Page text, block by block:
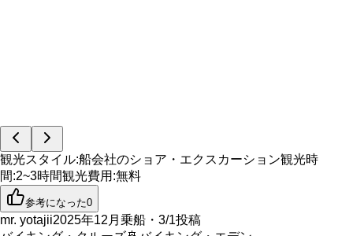
観光スタイル:船会社のショア・エクスカーション観光時
間:2~3時間観光費用 :無料
参考になった0
mr. yotajii2025年12月乗船・3/1投稿